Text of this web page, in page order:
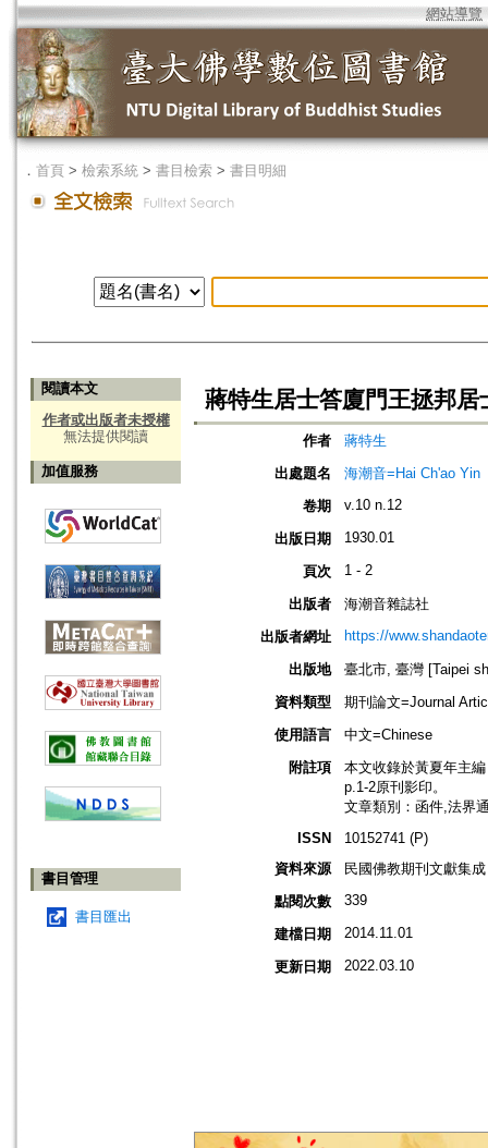
網站導覽
． 首頁 > 檢索系統 > 書目檢索 > 書目明細
閱讀本文
作者或出版者未授權
無法提供閱讀
加值服務
書目管理
書目匯出
蔣特生居士答廈門王拯邦居
作者
蔣特生
出處題名
海潮音=Hai Ch'ao Yin
卷期
v.10 n.12
出版日期 1930.01
頁次 1 - 2
出版者
海潮音雜誌社
出版者網址
https://
出版地
臺北市, 臺灣 [Taipei
資料類型
期刊論文=Journal
使用語言
中文=Chinese
附註項
本文收錄於黃夏年主
p.1-2原刊影印。
文章類別：函件,法界
ISSN
10152741 (P)
資料來源
民國佛教期刊文獻集
點閱次數
339
建檔日期 2014.11.01
更新日期 2022.03.10